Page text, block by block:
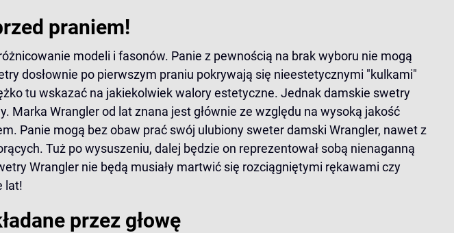
praniem!
modeli i fasonów. Panie z pewnością na brak wyboru nie mogą
dosłownie po pierwszym praniu pokrywają się nieestetycznymi "kulkami"
tu wskazać na jakiekolwiek walory estetyczne. Jednak damskie swetry
Wrangler od lat znana jest głównie ze względu na wysoką jakość
Panie mogą bez obaw prać swój ulubiony sweter damski Wrangler, nawet z
Tuż po wysuszeniu, dalej będzie on reprezentował sobą nienaganną
Wrangler nie będą musiały martwić się rozciągniętymi rękawami czy
lat!
przez głowę